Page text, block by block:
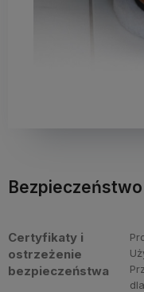
Bezpieczeństwo
Certyfikaty i
ostrzeżenie
bezpieczeństwa